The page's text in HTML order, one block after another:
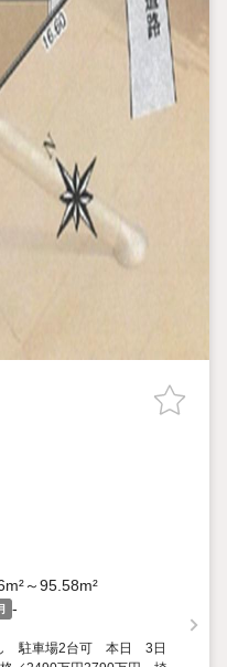
～95.58m²
-
し 駐車場2台可 本日 3日